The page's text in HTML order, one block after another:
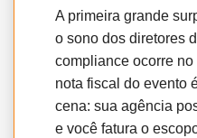
A primeira grande
o sono dos diretores
compliance ocorre
nota fiscal do evento
cena: sua agência
e você fatura o